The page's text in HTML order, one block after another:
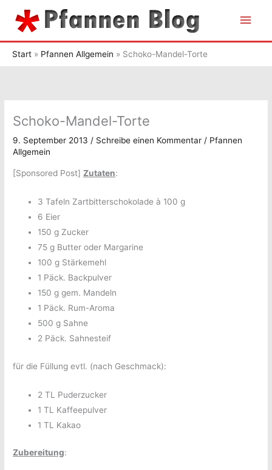
Inhalt
Start Pfannen Allgemein Schoko-Mandel-Torte
Schoko-Mandel-Torte
9. September 2013 / Schreibe einen Kommentar / Pfannen
Allgemein
[Sponsored Post]Zutaten:
3 Tafeln Zartbitterschokolade à 100 g
6 Eier
150 g Zucker
75 g Butter oder Margarine
100 g Stärkemehl
1 Päck. Backpulver
150 g gem. Mandeln
1 Päck. Rum-Aroma
500 g Sahne
2 Päck. Sahnesteif
für die Füllung evtl. (nach Geschmack):
2 TL Puderzucker
1 TL Kaffeepulver
1 TL Kakao
Zubereitung: